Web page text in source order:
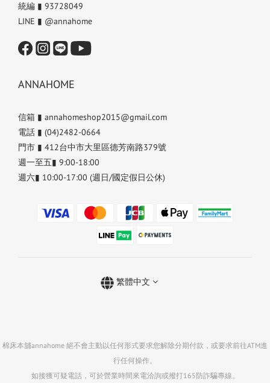
統編 ▮ 93728049
LINE ▮ @annahome
ANNAHOME
信箱 ▮ annahomeshop2015@gmail.com
電話 ▮ (04)2482-0664
門市 ▮ 412台中市大里區德芳南路379號
週一至五▮ 9:00-18:00
週六▮ 10:00-17:00 (週日/國定假日公休)
繁體中文
棉床本舖annahome 絕不會主動以任何形式要求您解除分期付款，或要求前往ATM進
行任何操作。
如接獲可疑電話，可於營業時間來電洽詢或撥打165防詐騙專線。